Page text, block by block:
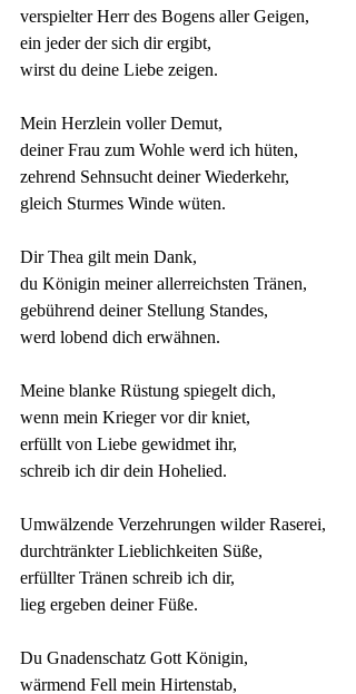
verspielter Herr des Bogens aller Geigen,
ein jeder der sich dir ergibt,
wirst du deine Liebe zeigen.
Mein Herzlein voller Demut,
deiner Frau zum Wohle werd ich hüten,
zehrend Sehnsucht deiner Wiederkehr,
gleich Sturmes Winde wüten.
Dir Thea gilt mein Dank,
du Königin meiner allerreichsten Tränen,
gebührend deiner Stellung Standes,
werd lobend dich erwähnen.
Meine blanke Rüstung spiegelt dich,
wenn mein Krieger vor dir kniet,
erfüllt von Liebe gewidmet ihr,
schreib ich dir dein Hohelied.
Umwälzende Verzehrungen wilder Raserei,
durchtränkter Lieblichkeiten Süße,
erfüllter Tränen schreib ich dir,
lieg ergeben deiner Füße.
Du Gnadenschatz Gott Königin,
wärmend Fell mein Hirtenstab,